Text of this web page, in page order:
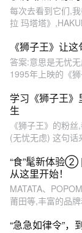
每次去看到它们,
拉 玛塔塔》
《狮子王》让
答案:意思是无忧
1995年上映的《
学习《狮子王
生
《狮子王》的粉
(无忧无虑) 这句话
“食”髦新体验②
从这里开始！
MATATA、
莆田等,丰富的品
“急急如律令”，